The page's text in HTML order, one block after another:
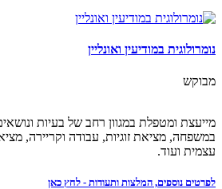
נומרולוגית במודיעין ואונליין
מבוקש
מייעצת ומטפלת במגוון רחב של בעיות
במשפחה, מציאת זוגיות, עבודה וקריירה,
עצמית ועוד.
לפרטים נוספים, המלצות ותעודות - לחץ כאן